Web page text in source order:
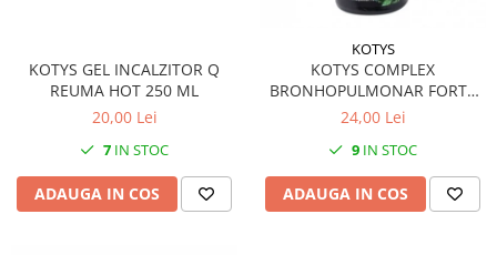
KOTYS GEL INCALZITOR Q
REUMA HOT 250 ML
20,00 Lei
7 IN STOC
ADAUGA IN COS
KOTYS
KOTYS COMPLEX
BRONHOPULMONAR FORTE
SIROP 200 ML
24,00 Lei
9 IN STOC
ADAUGA IN COS